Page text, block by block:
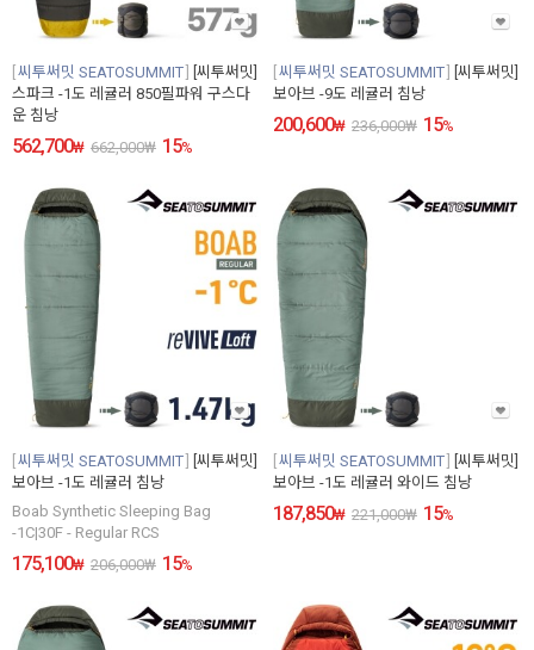
씨투써밋 SEATOSUMMIT
[씨투써밋]
스파크 -1도 레귤러 850필파워 구스다
운 침낭
562,700₩ 662,000₩ 15%
씨투써밋 SEATOSUMMIT
[씨투써밋]
보아브 -9도 레귤러 침낭
200,600₩ 236,000₩ 15%
씨투써밋 SEATOSUMMIT
[씨투써밋]
보아브 -1도 레귤러 침낭
Boab Synthetic Sleeping Bag
-1C|30F - Regular RCS
175,100₩ 206,000₩ 15%
씨투써밋 SEATOSUMMIT
[씨투써밋]
보아브 -1도 레귤러 와이드 침낭
187,850₩ 221,000₩ 15%